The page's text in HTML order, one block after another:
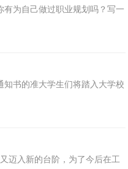
为自己做过职业规划吗？写一
书的准大学生们将踏入大学校
迈入新的台阶，为了今后在工